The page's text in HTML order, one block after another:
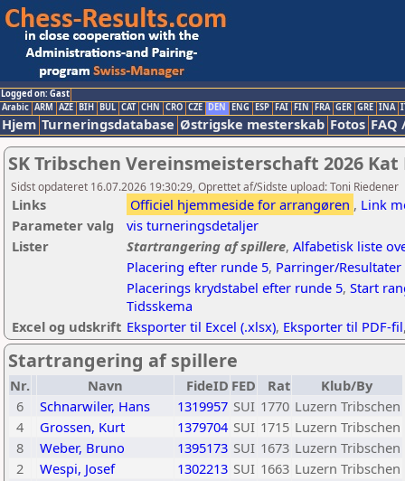
Logged on: Gast
Arabic ARM AZE BIH BUL CAT CHN CRO CZE DEN ENG ESP FAI FIN FRA GER GRE INA
Hjem Turneringsdatabase Østrigske mesterskab Fotos FAQ
SK Tribschen Vereinsmeisterschaft 2026 Kat
Sidst opdateret 16.07.2026 19:30:29, Oprettet af/Sidste upload: Toni Riedener
Links Officiel hjemmeside for arrangøren , Link
Parameter valg
vis turneringsdetaljer
Lister
Startrangering af spillere, Alfabetisk liste
Placering efter runde 5, Parringer/Resultater
Placerings krydstabel efter runde 5, Start
Tidsskema
Excel og udskrift Eksporter til Excel (.xlsx), Eksporter til PDF-fil
Startrangering af spillere
Nr. Navn FideID FED Rat
Klub/By
6
Schnarwiler, Hans 1319957 SUI 1770 Luzern Tribschen
4
Grossen, Kurt 1379704 SUI 1715 Luzern Tribschen
8
Weber, Bruno 1395173 SUI 1673 Luzern Tribschen
2
Wespi, Josef 1302213 SUI 1663 Luzern Tribschen